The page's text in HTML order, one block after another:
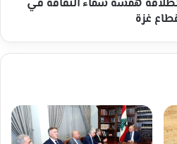
همسة سماء الثقافة في
غزة